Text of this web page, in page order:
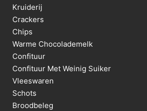
Kruiderij
Crackers
Chips
Warme Chocolademelk
Confituur
Confituur Met Weinig Suiker
Vleeswaren
Schots
Broodbeleg